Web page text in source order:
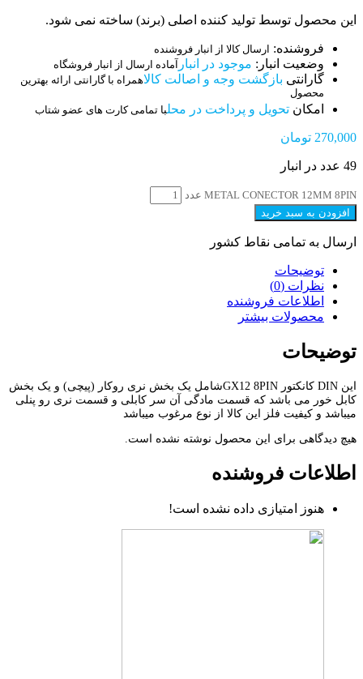
این محصول توسط تولید کننده اصلی (برند) ساخته نمی شود.
فروشنده: ارسال کالا از انبار فروشنده
وضعیت انبار: موجود در انبار آماده ارسال از انبار فروشگاه
گارانتی بازگشت وجه و اصالت کالاهمراه با گارانتی ارائه بهترین
محصول
امکان تحویل و پرداخت در محلبا تمامی کارت های عضو شتاب
270,000 تومان
49 عدد در انبار
METAL CONECTOR 12MM 8PIN عدد
افزودن به سبد خرید
ارسال به تمامی نقاط کشور
توضیحات
نظرات (0)
اطلاعات فروشنده
محصولات بیشتر
توضیحات
این DIN کانکتور GX12 8PINشامل یک بخش نری روکار (پیچی) و یک بخش
کابل خور می باشد که قسمت مادگی آن سر کابلی و قسمت نری رو پنلی
میباشد و کیفیت فلز این کالا از نوع مرغوب میباشد
هیچ دیدگاهی برای این محصول نوشته نشده است.
اطلاعات فروشنده
هنوز امتیازی داده نشده است!